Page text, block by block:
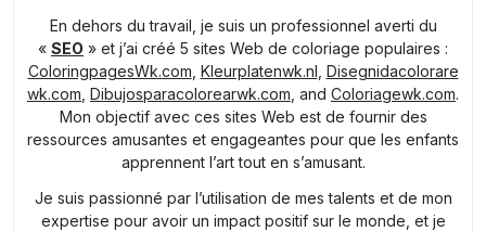
En dehors du travail, je suis un professionnel averti du
« SEO » et j’ai créé 5 sites Web de coloriage populaires :
ColoringpagesWk.com Kleurplatenwk.nl Disegnidacolorare
wk.com Dibujosparacolorearwk.com , and Coloriagewk.com.
Mon objectif avec ces sites Web est de fournir des
ressources amusantes et engageantes pour que les enfants
apprennent l’art tout en s’amusant.
Je suis passionné par l’utilisation de mes talents et de mon
expertise pour avoir un impact positif sur le monde, et je